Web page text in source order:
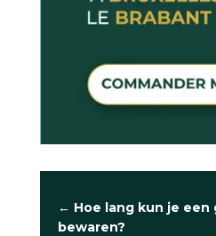
← Hoe lang kun je
bewaren?